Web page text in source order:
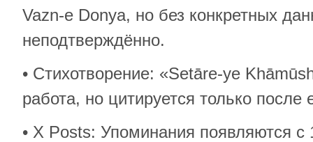
Vazn-e Donya, но без конкретных
неподтверждённо.
• Стихотворение: «Setāre-ye
работа, но цитируется только после
• X Posts: Упоминания появляются с